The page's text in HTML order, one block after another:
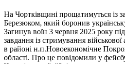
На Чортківщині прощатимуться із
Березюком, який боронив
Загинув воїн 3 червня 2025 року
завдання із стримування військової
в районі н.п.Новоекономічне
області. Про це повідомили у